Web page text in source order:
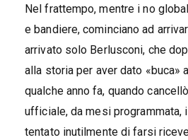
Nel frattempo, mentre i no
e bandiere, cominciano ad
arrivato solo Berlusconi, che
alla storia per aver dato «buca»
qualche anno fa, quando
ufficiale, da mesi programmata,
tentato inutilmente di farsi